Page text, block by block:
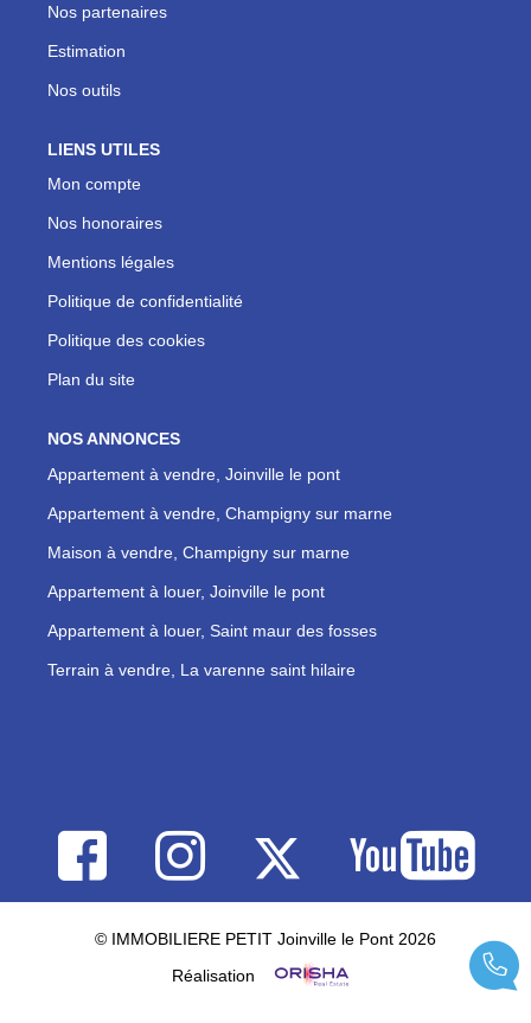
Nos partenaires
Estimation
Nos outils
LIENS UTILES
Mon compte
Nos honoraires
Mentions légales
Politique de confidentialité
Politique des cookies
Plan du site
NOS ANNONCES
Appartement à vendre, Joinville le pont
Appartement à vendre, Champigny sur marne
Maison à vendre, Champigny sur marne
Appartement à louer, Joinville le pont
Appartement à louer, Saint maur des fosses
Terrain à vendre, La varenne saint hilaire
© IMMOBILIERE PETIT Joinville le Pont 2026
Réalisation